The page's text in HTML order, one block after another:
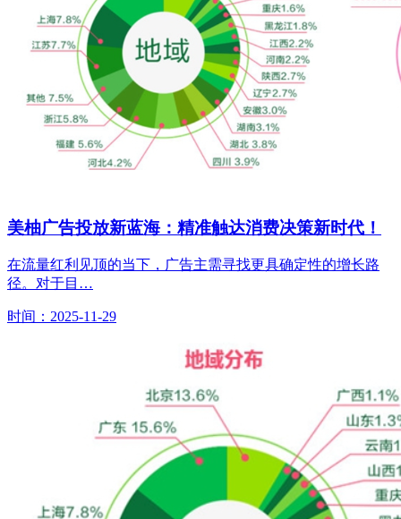
美柚广告投放新蓝海：精准触达消费决策新时代！
在流量红利见顶的当下，广告主需寻找更具确定性的增长路
径。对于目…
时间：2025-11-29